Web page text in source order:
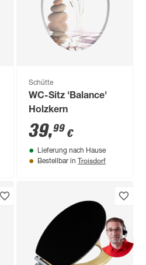
Schütte
WC-Sitz 'Balance'
Holzkern
39,99 €
Lieferung nach Hause
Bestellbar in Troisdorf